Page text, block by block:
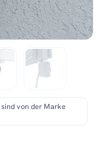
sind von der Marke